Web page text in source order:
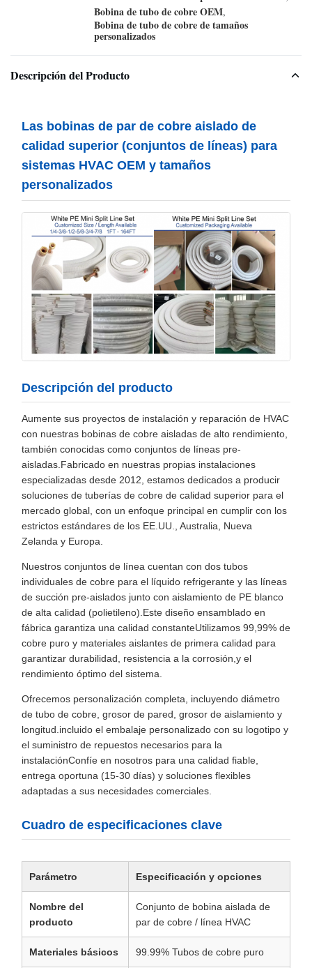
Bobina de tubo de cobre OEM,
Bobina de tubo de cobre de tamaños
personalizados
Descripción del Producto
Las bobinas de par de cobre aislado de
calidad superior (conjuntos de líneas) para
sistemas HVAC OEM y tamaños
personalizados
Descripción del producto
Aumente sus proyectos de instalación y reparación de HVAC
con nuestras bobinas de cobre aisladas de alto rendimiento,
también conocidas como conjuntos de líneas pre-
aisladas.Fabricado en nuestras propias instalaciones
especializadas desde 2012, estamos dedicados a producir
soluciones de tuberías de cobre de calidad superior para el
mercado global, con un enfoque principal en cumplir con los
estrictos estándares de los EE.UU., Australia, Nueva
Zelanda y Europa.
Nuestros conjuntos de línea cuentan con dos tubos
individuales de cobre para el líquido refrigerante y las líneas
de succión pre-aislados junto con aislamiento de PE blanco
de alta calidad (polietileno).Este diseño ensamblado en
fábrica garantiza una calidad constanteUtilizamos 99,99% de
cobre puro y materiales aislantes de primera calidad para
garantizar durabilidad, resistencia a la corrosión,y el
rendimiento óptimo del sistema.
Ofrecemos personalización completa, incluyendo diámetro
de tubo de cobre, grosor de pared, grosor de aislamiento y
longitud.incluido el embalaje personalizado con su logotipo y
el suministro de repuestos necesarios para la
instalaciónConfíe en nosotros para una calidad fiable,
entrega oportuna (15-30 días) y soluciones flexibles
adaptadas a sus necesidades comerciales.
Cuadro de especificaciones clave
Parámetro Especificación y opciones
Nombre del
producto
Conjunto de bobina aislada de
par de cobre / línea HVAC
Materiales básicos 99.99% Tubos de cobre puro